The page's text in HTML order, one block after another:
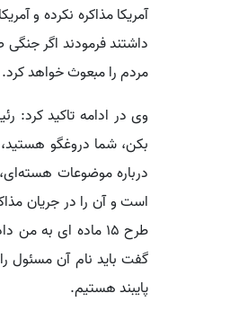
داشتند فرمودند اگر
مردم را مبعوث خواهد کرد.
بکن، شما دروغگو
درباره موضوعات
است و آن را در جریان
طرح ۱۵ ماده ای
گفت باید نام آن مسئول
پایبند هستیم.